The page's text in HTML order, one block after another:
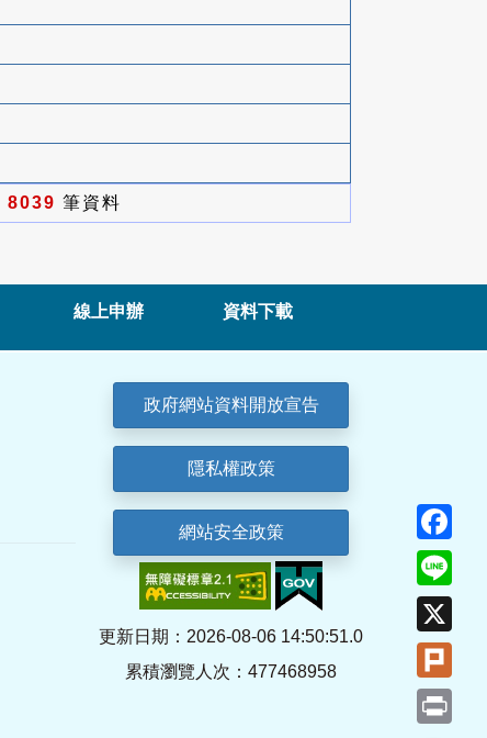
8039 筆資料
線上申辦 資料下載
政府網站資料開放宣告
隱私權政策
網站安全政策
更新日期：2026-08-06 14:50:51.0
累積瀏覽人次：477468958